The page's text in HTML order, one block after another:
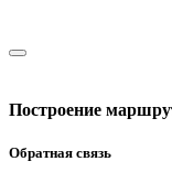
Построение
Обратная связь